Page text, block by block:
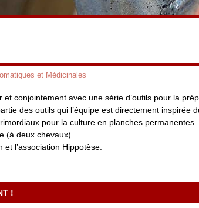
et Médicinales
conjointement avec une série d’outils pour la
des outils qui l’équipe est directement inspirée
pour la culture en planches permanentes.
(à deux chevaux).
l’association Hippotèse.
!